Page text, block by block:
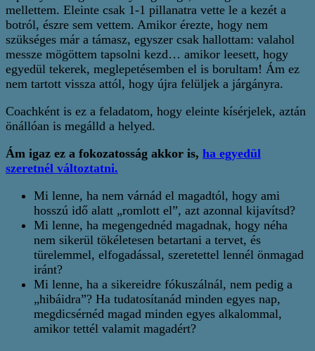
mellettem. Eleinte csak 1-1 pillanatra vette le a kezét a
botról, észre sem vettem. Amikor érezte, hogy nem
szükséges már a támasz, egyszer csak hallottam: valahol
messze mögöttem tapsolni kezd… amikor leesett, hogy
egyedül tekerek, meglepetésemben el is borultam! Ám ez
nem tartott vissza attól, hogy újra felüljek a járgányra.
Coachként is ez a feladatom, hogy eleinte kísérjelek, aztán
önállóan is megálld a helyed.
Ám igaz ez a fokozatosság akkor is, ha egyedül
szeretnél változtatni.
Mi lenne, ha nem várnád el magadtól, hogy ami
hosszú idő alatt „romlott el”, azt azonnal kijavítsd?
Mi lenne, ha megengednéd magadnak, hogy néha
nem sikerül tökéletesen betartani a tervet, és
türelemmel, elfogadással, szeretettel lennél önmagad
iránt?
Mi lenne, ha a sikereidre fókuszálnál, nem pedig a
„hibáidra”? Ha tudatosítanád minden egyes nap,
megdicsérnéd magad minden egyes alkalommal,
amikor tettél valamit magadért?